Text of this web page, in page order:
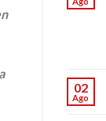
02
Ago